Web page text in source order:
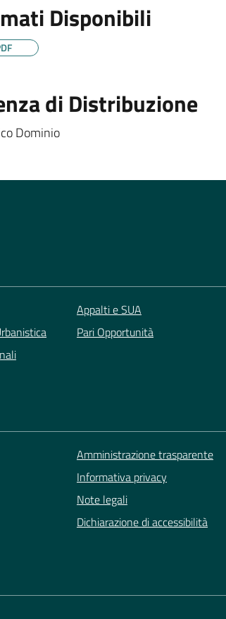
Disponibili
di Distribuzione
Dominio
Appalti e SUA
Pari Opportunità
Amministrazione trasparente
Informativa privacy
Note legali
Dichiarazione di accessibilità